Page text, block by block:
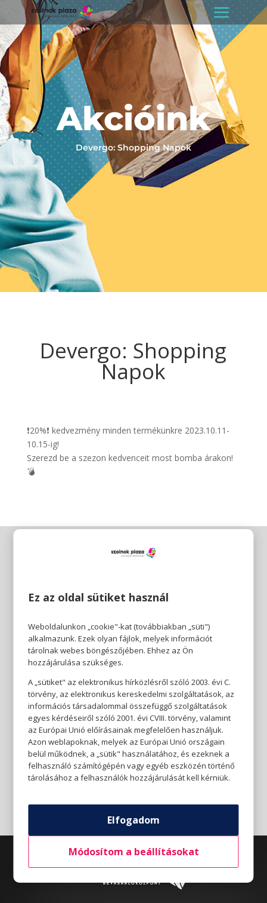
Akcióink
Devergo: Shopping Napok
Devergo: Shopping
Napok
❗20%❗ kedvezmény minden termékünkre 2023.10.11-
10.15-ig!
Szerezd be a szezon kedvenceit most bomba árakon!
💣
Ez az oldal sütiket használ
Weboldalunkon „cookie"-kat (továbbiakban „süti")
alkalmazunk. Ezek olyan fájlok, melyek információt
tárolnak webes böngészőjében. Ehhez az Ön
hozzájárulása szükséges.
A „sütiket" az elektronikus hírközlésről szóló 2003. évi C.
törvény, az elektronikus kereskedelmi szolgáltatások, az
információs társadalommal összefüggő szolgáltatások
egyes kérdéseiről szóló 2001. évi CVIII. törvény, valamint
az Európai Unió előírásainak megfelelően használjuk.
Azon weblapoknak, melyek az Európai Unió országain
belül működnek, a „sütik" használatához, és ezeknek a
felhasználó számítógépén vagy egyéb eszközén történő
tárolásához a felhasználók hozzájárulását kell kérniük.
Elfogadom
Módosítom a beállításokat